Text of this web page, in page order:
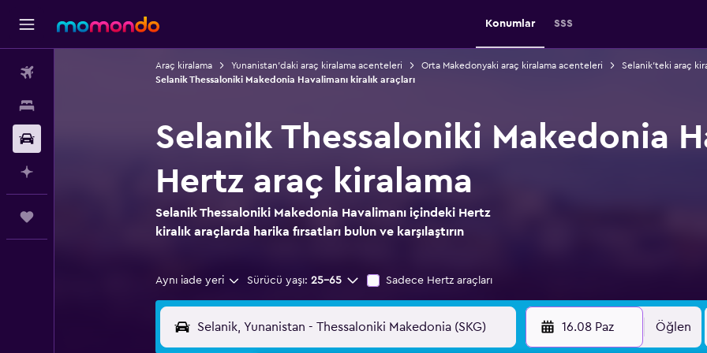
Konumlar SSS
Araç kiralama Yunanistan'daki araç kiralama acenteleri Orta Makedonyaki araç kiralama acenteleri
Selanik'teki araç
Selanik Thessaloniki Makedonia Havalimanı kiralık araçları
Selanik Thessaloniki Makedonia
Hertz araç kiralama
Selanik Thessaloniki Makedonia Havalimanı içindeki Hertz
kiralık araçlarda harika fırsatları bulun ve karşılaştırın
Aynı iade yeri Sürücü yaşı: 25-65 Sadece Hertz araçları
16.08 Paz Öğlen